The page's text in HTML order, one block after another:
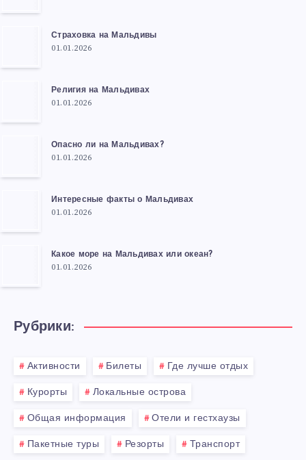
Страховка на Мальдивы
01.01.2026
Религия на Мальдивах
01.01.2026
Опасно ли на Мальдивах?
01.01.2026
Интересные факты о Мальдивах
01.01.2026
Какое море на Мальдивах или океан?
01.01.2026
Рубрики:
Активности Билеты Где лучше отдых
Курорты Локальные острова
Общая информация Отели и гестхаузы
Пакетные туры Резорты Транспорт